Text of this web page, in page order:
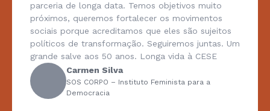
parceria de longa data. Temos objetivos muito
próximos, queremos fortalecer os movimentos
sociais porque acreditamos que eles são sujeitos
políticos de transformação. Seguiremos juntas. Um
grande salve aos 50 anos. Longa vida à CESE
Carmen Silva
SOS CORPO – Instituto Feminista para a
Democracia